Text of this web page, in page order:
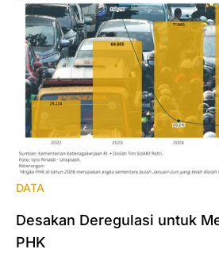
DATA
Desakan Deregulasi untuk
PHK